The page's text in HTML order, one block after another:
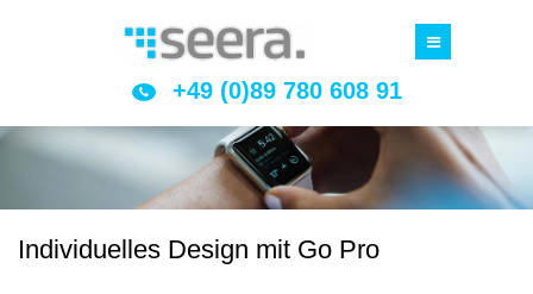
+49 (0)89 780 608 91
Individuelles Design mit Go Pro